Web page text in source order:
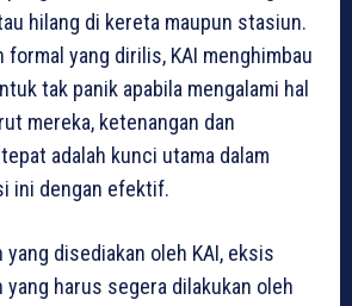
hilang di kereta maupun stasiun.
formal yang dirilis, KAI menghimbau
tak panik apabila mengalami hal
mereka, ketenangan dan
adalah kunci utama dalam
ini dengan efektif.
disediakan oleh KAI, eksis
yang harus segera dilakukan oleh